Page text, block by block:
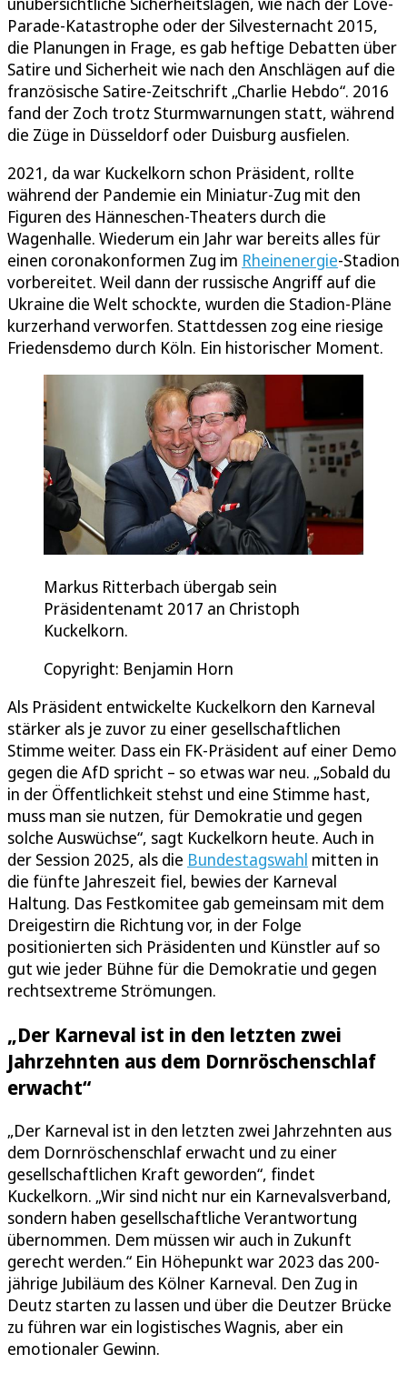
Parade-Katastrophe oder der Silvesternacht 2015,
die Planungen in Frage, es gab heftige Debatten über
Satire und Sicherheit wie nach den Anschlägen auf die
französische Satire-Zeitschrift „Charlie Hebdo“. 2016
fand der Zoch trotz Sturmwarnungen statt, während
die Züge in Düsseldorf oder Duisburg ausfielen.
2021, da war Kuckelkorn schon Präsident, rollte
während der Pandemie ein Miniatur-Zug mit den
Figuren des Hänneschen-Theaters durch die
Wagenhalle. Wiederum ein Jahr war bereits alles für
einen coronakonformen Zug im Rheinenergie-Stadion
vorbereitet. Weil dann der russische Angriff auf die
Ukraine die Welt schockte, wurden die Stadion-Pläne
kurzerhand verworfen. Stattdessen zog eine riesige
Friedensdemo durch Köln. Ein historischer Moment.
Markus Ritterbach übergab sein
Präsidentenamt 2017 an Christoph
Kuckelkorn.
Copyright: Benjamin Horn
Als Präsident entwickelte Kuckelkorn den Karneval
stärker als je zuvor zu einer gesellschaftlichen
Stimme weiter. Dass ein FK-Präsident auf einer Demo
gegen die AfD spricht – so etwas war neu. „Sobald du
in der Öffentlichkeit stehst und eine Stimme hast,
muss man sie nutzen, für Demokratie und gegen
solche Auswüchse“, sagt Kuckelkorn heute. Auch in
der Session 2025, als die Bundestagswahl mitten in
die fünfte Jahreszeit fiel, bewies der Karneval
Haltung. Das Festkomitee gab gemeinsam mit dem
Dreigestirn die Richtung vor, in der Folge
positionierten sich Präsidenten und Künstler auf so
gut wie jeder Bühne für die Demokratie und gegen
rechtsextreme Strömungen.
„Der Karneval ist in den letzten zwei
Jahrzehnten aus dem Dornröschenschlaf
erwacht“
„Der Karneval ist in den letzten zwei Jahrzehnten aus
dem Dornröschenschlaf erwacht und zu einer
gesellschaftlichen Kraft geworden“, findet
Kuckelkorn. „Wir sind nicht nur ein Karnevalsverband,
sondern haben gesellschaftliche Verantwortung
übernommen. Dem müssen wir auch in Zukunft
gerecht werden.“ Ein Höhepunkt war 2023 das 200-
jährige Jubiläum des Kölner Karneval. Den Zug in
Deutz starten zu lassen und über die Deutzer Brücke
zu führen war ein logistisches Wagnis, aber ein
emotionaler Gewinn.